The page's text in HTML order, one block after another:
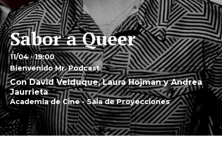
Sabor a Queer
11/04 · 19:00
Bienvenido Mr. Podcast
Con David Velduque, Laura Hojman y Andrea
Jaurrieta
Academia de Cine - Sala de Proyecciones